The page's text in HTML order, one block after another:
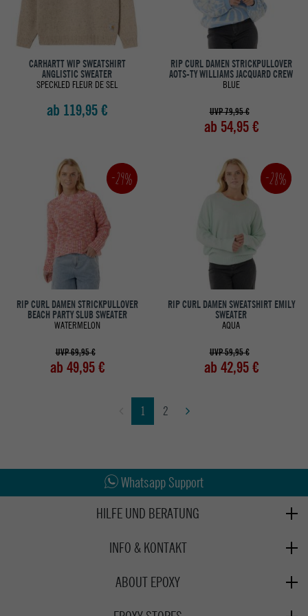
CARHARTT WIP SWEATSHIRT
ANGLISTIC SWEATER
SPECKLED FLEUR DE SEL
ab 119,95 €
RIP CURL DAMEN STRICKPULLOVER
AOTS-TY WILLIAMS JACQUARD CREW
BLUE
UVP 79,95 €
ab 54,95 €
-29%
RIP CURL DAMEN STRICKPULLOVER
BEACH PARTY SLUB SWEATER
WATERMELON
UVP 69,95 €
ab 49,95 €
-28%
RIP CURL DAMEN SWEATSHIRT EMILY
SWEATER
AQUA
UVP 59,95 €
ab 42,95 €
1 2
Whatsapp Support
HILFE UND BERATUNG
Retoure
INFO & KONTAKT
Samstag: 10:00 - 17:00
ABOUT EPOXY